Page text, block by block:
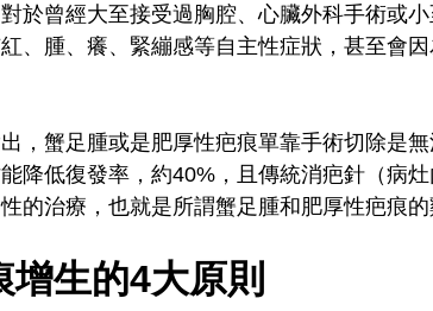
於曾經大至接受過胸腔、心臟外科手術或
、腫、癢、緊繃感等自主性症狀，甚至會
，蟹足腫或是肥厚性疤痕單靠手術切除是
降低復發率，約40%，且傳統消疤針（病
的治療，也就是所謂蟹足腫和肥厚性疤痕的
生的4大原則